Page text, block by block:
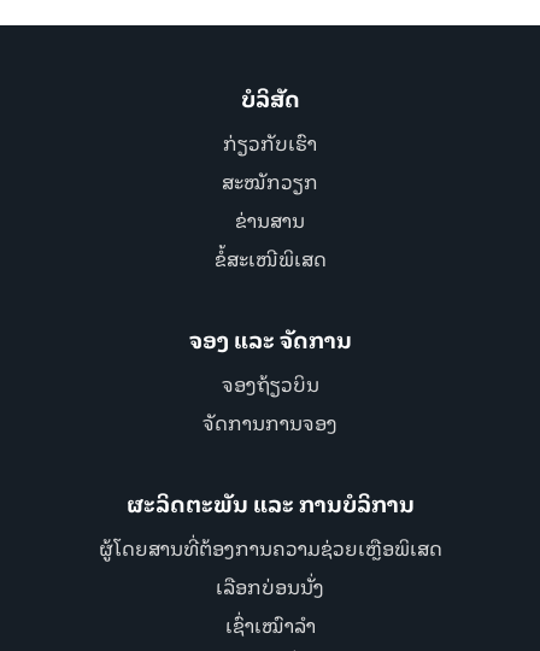
ບໍລິສັດ
ກ່ຽວກັບເຮົາ
ສະໝັກວຽກ
ຂ່ານສານ
ຂໍ້ສະເໜີພິເສດ
ຈອງ ແລະ ຈັດການ
ຈອງຖ້ຽວບິນ
ຈັດການການຈອງ
ຜະລິດຕະພັນ ແລະ ການບໍລິການ
ຜູ້ໂດຍສານທີ່ຕ້ອງການຄວາມຊ່ວຍເຫຼືອພິເສດ
ເລືອກບ່ອນນັ່ງ
ເຊົ່າເໝົາລຳ